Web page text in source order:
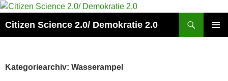
Zum
springen
Citizen Science 2.0/ Demokratie 2.0
Kategoriearchiv: Wasserampel